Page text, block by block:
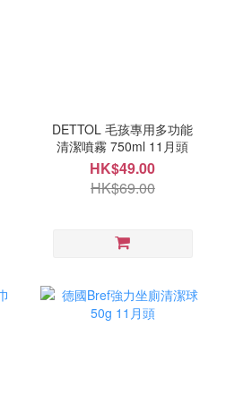
DETTOL 毛孩專用多功能
清潔噴霧 750ml 11月頭
HK$49.00
HK$69.00